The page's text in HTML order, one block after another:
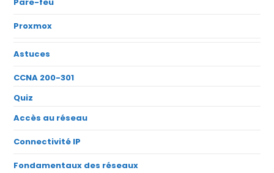
Proxmox
Astuces
CCNA 200-301
Quiz
Accès au réseau
Connectivité IP
Fondamentaux des réseaux